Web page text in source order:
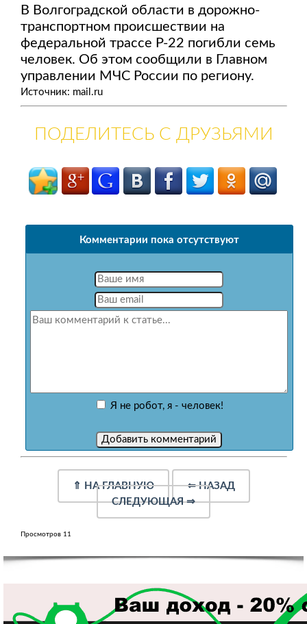
В Волгоградской области в дорожно-
транспортном происшествии на
федеральной трассе Р-22 погибли семь
человек. Об этом сообщили в Главном
управлении МЧС России по региону.
Источник: mail.ru
ПОДЕЛИТЕСЬ С ДРУЗЬЯМИ
Комментарии пока отсутствуют
Я не робот, я - человек!
⇑ НА ГЛАВНУЮ ⇐НАЗАД
СЛЕДУЮЩАЯ⇒
Просмотров 11